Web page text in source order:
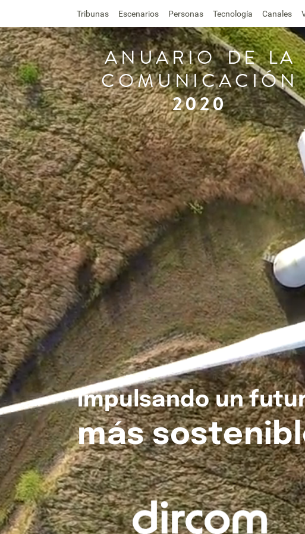
Tribunas Escenarios Personas Tecnología Canales
ANUARIO DE LA
COMUNICACIÓN
2020
Impulsando un
más